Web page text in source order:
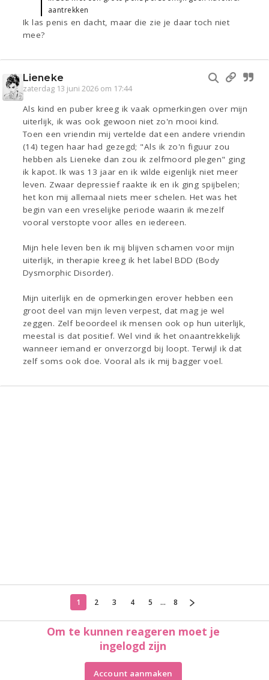
aantrekken
Ik las penis en dacht, maar die zie je daar toch niet
mee?
Lieneke
zaterdag 13 juni 2026 om 17:44
Als kind en puber kreeg ik vaak opmerkingen over mijn
uiterlijk, ik was ook gewoon niet zo'n mooi kind.
Toen een vriendin mij vertelde dat een andere vriendin
(14) tegen haar had gezegd; "Als ik zo'n figuur zou
hebben als Lieneke dan zou ik zelfmoord plegen" ging
ik kapot. Ik was 13 jaar en ik wilde eigenlijk niet meer
leven. Zwaar depressief raakte ik en ik ging spijbelen;
het kon mij allemaal niets meer schelen. Het was het
begin van een vreselijke periode waarin ik mezelf
vooral verstopte voor alles en iedereen.
Mijn hele leven ben ik mij blijven schamen voor mijn
uiterlijk, in therapie kreeg ik het label BDD (Body
Dysmorphic Disorder).
Mijn uiterlijk en de opmerkingen erover hebben een
groot deel van mijn leven verpest, dat mag je wel
zeggen. Zelf beoordeel ik mensen ook op hun uiterlijk,
meestal is dat positief. Wel vind ik het onaantrekkelijk
wanneer iemand er onverzorgd bij loopt. Terwijl ik dat
zelf soms ook doe. Vooral als ik mij bagger voel.
1 2 3 4 5 ... 8
Om te kunnen reageren moet je
ingelogd zijn
Account aanmaken